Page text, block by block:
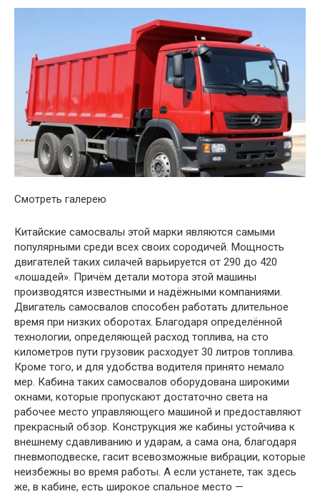
Смотреть галерею
Китайские самосвалы этой марки являются самыми
популярными среди всех своих сородичей. Мощность
двигателей таких силачей варьируется от 290 до 420
«лошадей». Причём детали мотора этой машины
производятся известными и надёжными компаниями.
Двигатель самосвалов способен работать длительное
время при низких оборотах. Благодаря определённой
технологии, определяющей расход топлива, на сто
километров пути грузовик расходует 30 литров топлива.
Кроме того, и для удобства водителя принято немало
мер. Кабина таких самосвалов оборудована широкими
окнами, которые пропускают достаточно света на
рабочее место управляющего машиной и предоставляют
прекрасный обзор. Конструкция же кабины устойчива к
внешнему сдавливанию и ударам, а сама она, благодаря
пневмоподвеске, гасит всевозможные вибрации, которые
неизбежны во время работы. А если устанете, так здесь
же, в кабине, есть широкое спальное место —